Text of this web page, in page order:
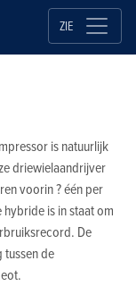
ZIE
is natuurlijk
driewielaandrijver
voorin ? één per
is in staat om
De
de